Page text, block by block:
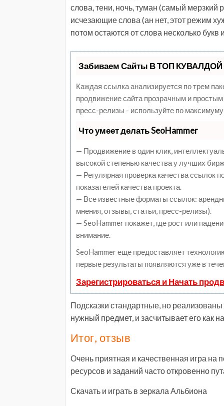
слова, тени, ночь, туман (самый мерзкий
исчезающие слова (ан нет, этот режим
потом остаются от слова несколько
Забиваем Сайты В ТОП КУВАЛДОЙ
Каждая ссылка анализируется по трем
продвижение сайта прозрачным и
пресс-релизы - используйте по
Что умеет делать SeoHammer
— Продвижение в один клик,
высокой степенью качества у лучших
— Регулярная проверка качества ссылок
показателей качества проекта.
— Все известные форматы ссылок:
мнения, отзывы, статьи, пресс-релизы).
— SeoHammer покажет, где рост или
внимание.
SeoHammer еще предоставляет
первые результаты появляются уже в
Зарегистрироваться и Начать
Подсказки стандартные, но
нужный предмет, и засчитывает его как
Итог, отзыв
Очень приятная и качественная игра на
ресурсов и заданий часто откровенно
Скачать и играть в зеркала Альбиона